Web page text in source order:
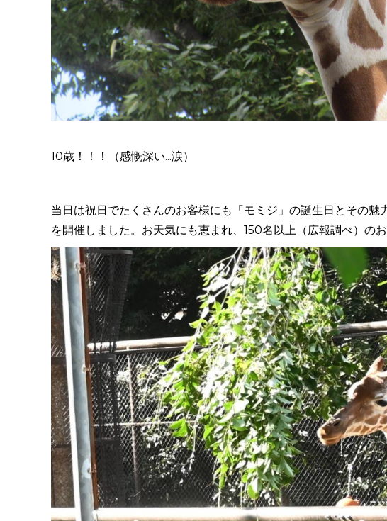
10歳！！！（感慨深い...涙）
当日は祝日でたくさんのお客様にも「モミジ」の誕生日とその
を開催しました。お天気にも恵まれ、 150名以上（広報調べ）の